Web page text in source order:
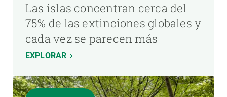
Las islas concentran cerca del
75% de las extinciones globales y
cada vez se parecen más
EXPLORAR